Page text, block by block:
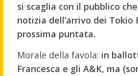
si scaglia con il pubblico
notizia dell’arrivo dei Tokio
prossima puntata.
Morale della favola: in
Francesca e gli A&K, ma